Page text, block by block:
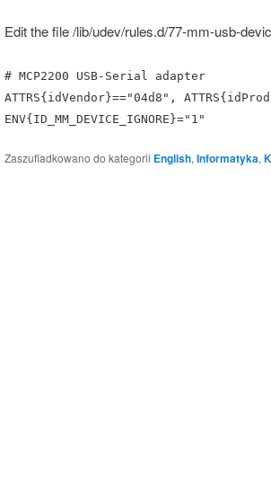
Edit the file /lib/udev/rules.d/77-mm-usb-
# MCP2200 USB-Serial adapter
ATTRS{idVendor}=="04d8",
ENV{ID_MM_DEVICE_IGNORE}="1"
Zaszufladkowano do kategorii English, Informatyka,